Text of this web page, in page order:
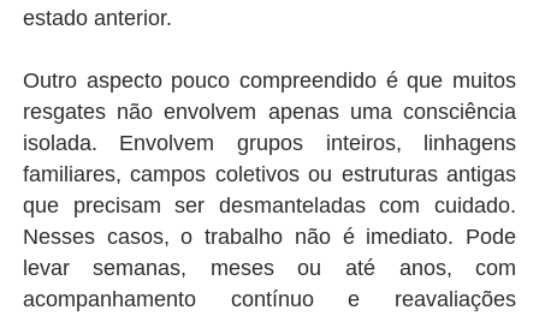
estado anterior.
Outro aspecto pouco compreendido é que muitos
resgates não envolvem apenas uma consciência
isolada. Envolvem grupos inteiros, linhagens
familiares, campos coletivos ou estruturas antigas
que precisam ser desmanteladas com cuidado.
Nesses casos, o trabalho não é imediato. Pode
levar semanas, meses ou até anos, com
acompanhamento contínuo e reavaliações